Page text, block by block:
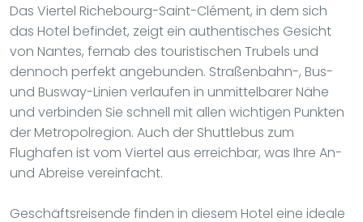
Das Viertel Richebourg-Saint-Clément, in dem sich
das Hotel befindet, zeigt ein authentisches Gesicht
von Nantes, fernab des touristischen Trubels und
dennoch perfekt angebunden. Straßenbahn-, Bus-
und Busway-Linien verlaufen in unmittelbarer Nähe
und verbinden Sie schnell mit allen wichtigen Punkten
der Metropolregion. Auch der Shuttlebus zum
Flughafen ist vom Viertel aus erreichbar, was Ihre An-
und Abreise vereinfacht.
Geschäftsreisende finden in diesem Hotel eine ideale